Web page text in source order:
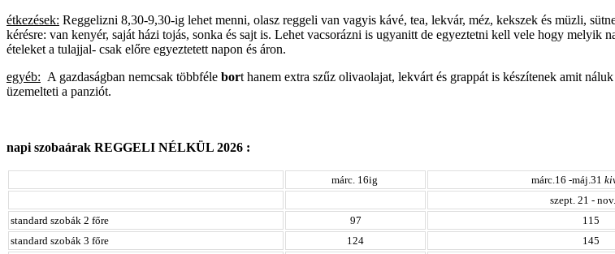
étkezések: Reggelizni 8,30-9,30-ig lehet menni, olasz reggeli van vagyis kávé, tea, lekvár, méz, kekszek és müzli,
kérésre: van kenyér, saját házi tojás, sonka és sajt is. Lehet vacsorázni is ugyanitt de egyeztetni kell vele hogy
ételeket a tulajjal- csak előre egyeztetett napon és áron.
egyéb: A gazdaságban nemcsak többféle bort hanem extra szűz olivaolajat, lekvárt és grappát is készítenek amit
üzemelteti a panziót.
napi szobaárak REGGELI NÉLKÜL 2026 :
márc. 16ig márc.16 -máj.31
szept. 21 -
standard szobák 2 főre
97 115
standard szobák 3 főre
124 145